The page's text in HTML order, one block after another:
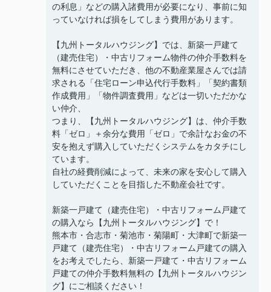
の利息」などの購入諸費用が必要になり、事前に知
っていなければ損をしてしまう費用があります。
【九州トータルハウジング】では、新築一戸建て
（建売住宅）・中古リフォーム物件の仲介手数料を
無料にさせていただき、他の不動産業屋さんでは請
求される「住宅ローン申込代行手数料」「契約書類
作成費用」「物件調査費用」などは一切いただかな
い仲介、
つまり、【九州トータルハウジング】は、仲介手数
料「ゼロ」＋余分な費用「ゼロ」で余計なお金の不
安を抱えず購入していただくシステムをカタチにし
ています。
自社の経費削減によって、未来の家を安心して購入
していただくことを目指した不動産会社です。
新築一戸建て（建売住宅）・中古リフォーム戸建て
の購入なら【九州トータルハウジング】で！
熊本市・合志市・菊池市・菊陽町・大津町で新築一
戸建て（建売住宅）・中古リフォーム戸建ての購入
をお考えでしたら、新築一戸建て・中古リフォーム
戸建ての仲介手数料無料の【九州トータルハウジン
グ】にご相談ください！